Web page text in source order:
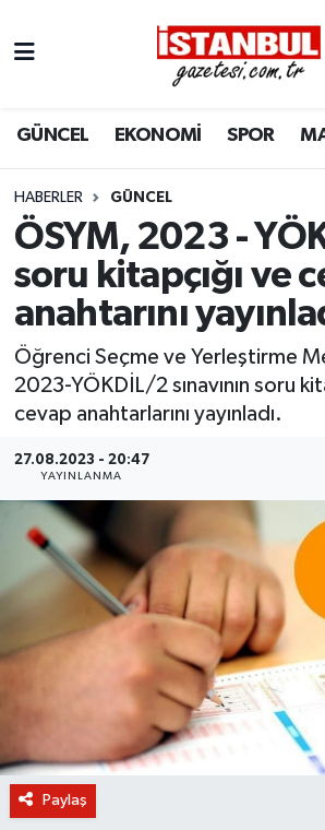
GÜNCEL EKONOMİ SPOR
HABERLER GÜNCEL
ÖSYM, 2023 -
soru kitapçığı ve
anahtarını
Öğrenci Seçme ve Yerleştirme
2023-YÖKDİL/2 sınavının soru
cevap anahtarlarını yayınladı.
27.08.2023 - 20:47
YAYINLANMA
Paylaş
EKONOMİ
İSTANBUL
DÜNYA
SPOR
MAGAZİN
KÜLTÜR SANAT
SAĞLIK
BİLİM VE TEKNOLOJİ
OTOMOBİL
KURUMSAL
Nöbetçi Eczaneler
Hava Durumu
Trafik Durumu
Süper Lig Puan Durumu ve
Tüm Manşetler
Son Dakika Haberleri
Haber Arşivi